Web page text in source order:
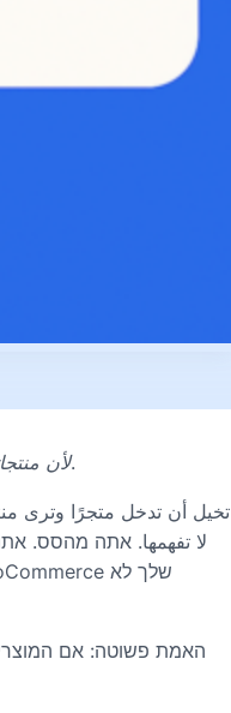
لأن منتجاتك تستحق أن تكون بطلاقة في كل لغة.
تخيل أن تدخل متجرًا وترى
لا تفهمها. אתה מהסס.
האמת פשוטה: אם